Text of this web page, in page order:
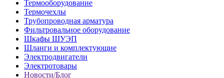
Термооборудование
Термочехлы
Трубопроводная арматура
Фильтровальное оборудование
Шкафы ШУЭП
Шланги и комплектующие
Электродвигатели
Электротовары
Новости/Блог